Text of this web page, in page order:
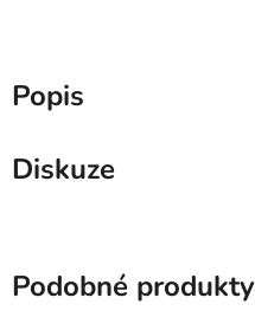
Popis
Diskuze
Podobné produkty